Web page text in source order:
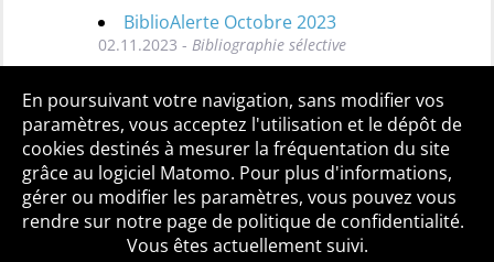
BiblioAlerte Octobre 2023
02.11.2023 - Bibliographie sélective
Toutes les BiblioAlertes
Qui sommes-nous ? Mentions légales
Accessibilité
Politique de confidentialité
Contact
En poursuivant votre navigation, sans modifier vos
paramètres, vous acceptez l'utilisation et le dépôt de
cookies destinés à mesurer la fréquentation du site
grâce au logiciel Matomo. Pour plus d'informations,
gérer ou modifier les paramètres, vous pouvez vous
rendre sur notre page de politique de confidentialité.
Vous êtes actuellement suivi.